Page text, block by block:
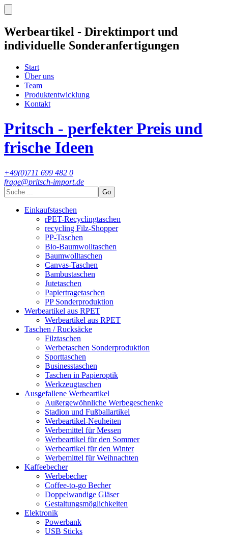
Werbeartikel - Direktimport und
individuelle Sonderanfertigungen
Start
Über uns
Team
Produktentwicklung
Kontakt
Pritsch - perfekter Preis und
frische Ideen
+49(0)711 699 482 0
frage@pritsch-import.de
Go
Einkaufstaschen
rPET-Recyclingtaschen
recycling Filz-Shopper
PP-Taschen
Bio-Baumwolltaschen
Baumwolltaschen
Canvas-Taschen
Bambustaschen
Jutetaschen
Papiertragetaschen
PP Sonderproduktion
Werbeartikel aus RPET
Werbeartikel aus RPET
Taschen / Rucksäcke
Filztaschen
Werbetaschen Sonderproduktion
Sporttaschen
Businesstaschen
Taschen in Papieroptik
Werkzeugtaschen
Ausgefallene Werbeartikel
Außergewöhnliche Werbegeschenke
Stadion und Fußballartikel
Werbeartikel-Neuheiten
Werbemittel für Messen
Werbeartikel für den Sommer
Werbeartikel für den Winter
Werbemittel für Weihnachten
Kaffeebecher
Werbebecher
Coffee-to-go Becher
Doppelwandige Gläser
Gestaltungsmöglichkeiten
Elektronik
Powerbank
USB Sticks